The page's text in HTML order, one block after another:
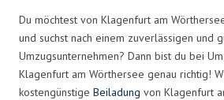
Du möchtest von Klagenfurt am
und suchst nach einem zuverlässigen und
Umzugsunternehmen? Dann bist du bei
Klagenfurt am Wörthersee genau richtig!
kostengünstige Beiladung von Klagenfurt